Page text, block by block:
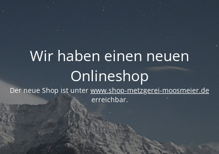
Wir haben einen neuen
Onlineshop
Der neue Shop ist unter www.shop-metzgerei-moosmeier.de
erreichbar.